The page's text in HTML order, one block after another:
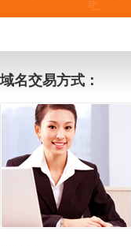
域名交易方式：